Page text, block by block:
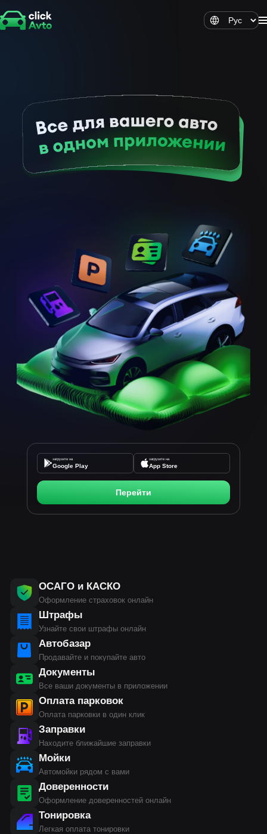
загрузите на
Google Play
загрузите на
App Store
Перейти
ОСАГО и КАСКО
Оформление страховок онлайн
Штрафы
Узнайте свои штрафы онлайн
Автобазар
Продавайте и покупайте авто
Документы
Все ваши документы в приложении
Оплата парковок
Оплата парковки в один клик
Заправки
Находите ближайшие заправки
Мойки
Автомойки рядом с вами
Доверенности
Оформление доверенностей онлайн
Тонировка
Легкая оплата тонировки